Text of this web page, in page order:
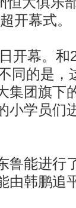
开幕式。
幕。和
同的是，
集团旗下
学员们
能进行
由韩鹏追